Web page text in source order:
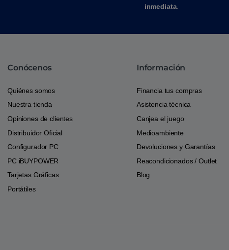
inmediata.
Conócenos
Quiénes somos
Nuestra tienda
Opiniones de clientes
Distribuidor Oficial
Configurador PC
PC iBUYPOWER
Tarjetas Gráficas
Portátiles
Información
Financia tus compras
Asistencia técnica
Canjea el juego
Medioambiente
Devoluciones y Garantías
Reacondicionados / Outlet
Blog